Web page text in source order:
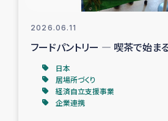
女性の生計向上を通じた子ど
2026.06.11
フードパントリー ― 喫茶で始ま
日本
居場所づくり
経済自立支援事業
企業連携